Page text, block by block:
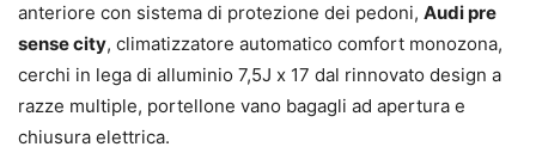
anteriore con sistema di protezione dei pedoni, Audi pre
sense city, climatizzatore automatico comfort monozona,
cerchi in lega di alluminio 7,5J x 17 dal rinnovato design a
razze multiple, portellone vano bagagli ad apertura e
chiusura elettrica.